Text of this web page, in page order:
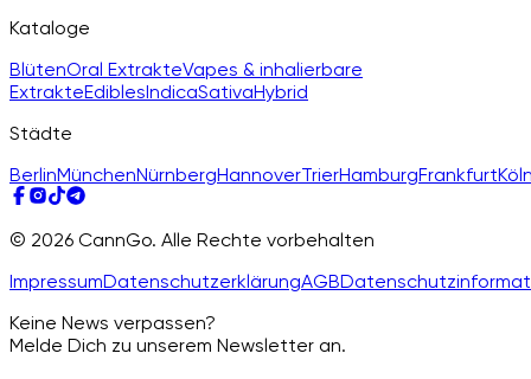
Kataloge
BlütenOral ExtrakteVapes & inhalierbare
ExtrakteEdiblesIndicaSativaHybrid
Städte
BerlinMünchenNürnbergHannoverTrierHamburgFrankfurt
© 2026 CannGo. Alle Rechte vorbehalten
ImpressumDatenschutzerklärungAGB
Keine News verpassen?
Melde Dich zu unserem Newsletter an.